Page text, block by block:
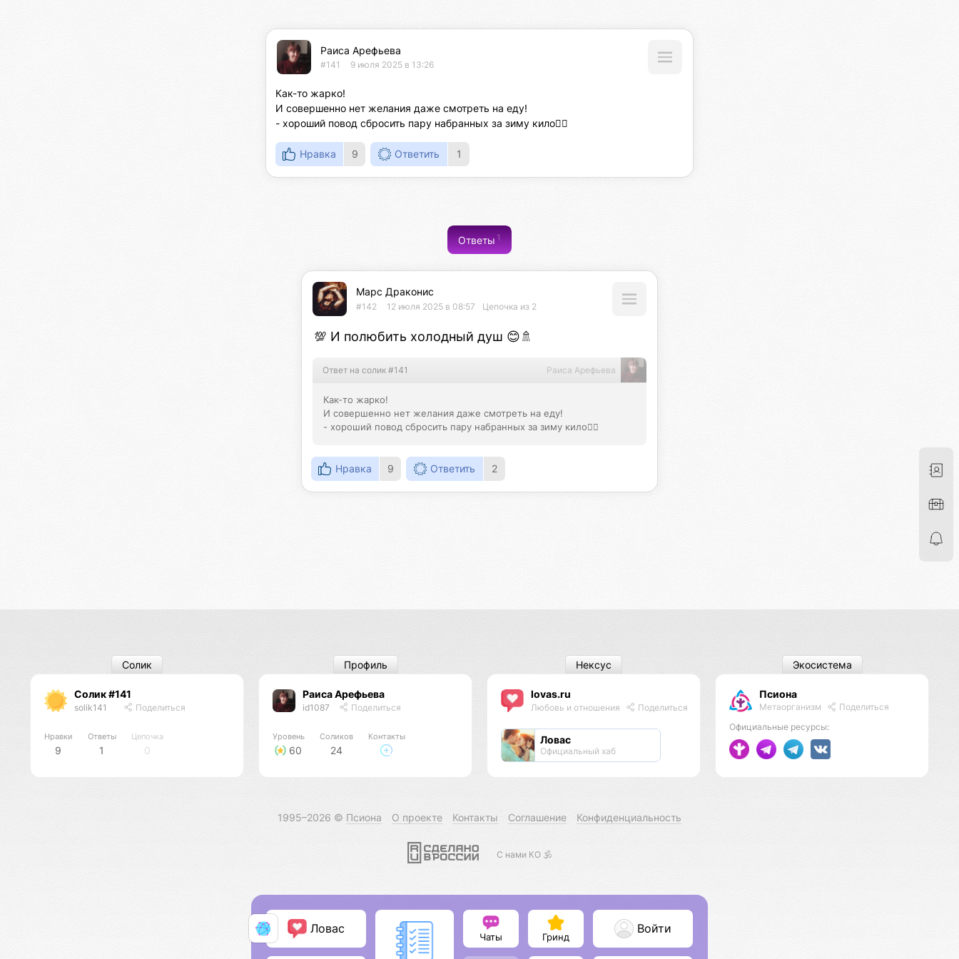
Раиса Арефьева
#141 9 июля 2025 в 13:26
Как-то жарко!
И совершенно нет желания даже смотреть на еду!
- хороший повод сбросить пару набранных за зиму кило👍🏻
Нравка 9 Ответить 1
Ответы1
Марс Драконис
#142 12 июля 2025 в 08:57 Цепочка из 2
💯 И полюбить холодный душ 😊🚿
Ответ на солик #141 Раиса Арефьева
Как-то жарко!
И совершенно нет желания даже смотреть на еду!
- хороший повод сбросить пару набранных за зиму кило👍🏻
Нравка 9 Ответить 2
Солик #141
solik141 Поделиться
Нравки
9
Ответы
1
Цепочка
0
Солик
Раиса Арефьева
id1087 Поделиться
Уровень
60
Соликов
24
Контакты
Профиль
lovas.ru
Любовь и отношения Поделиться
Ловас
Официальный хаб
Нексус
Псиона
Метаорганизм
Поделиться
Официальные ресурсы:
Экосистема
1995–2026 © Псиона О проекте Контакты Соглашение Конфиденциальность
С нами КО 🕉️
Ловас
Чаты Гринд
Войти